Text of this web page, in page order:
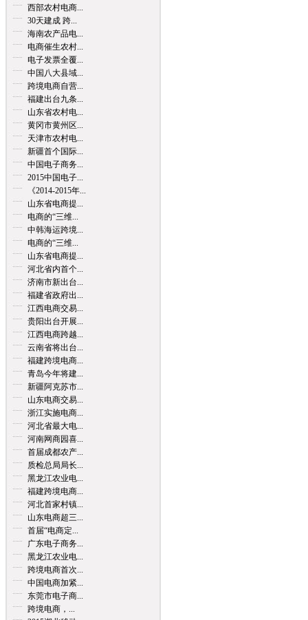
西部农村电商...
30天建成 跨...
海南农产品电...
电商催生农村...
电子发票全覆...
中国八大县域...
跨境电商自营...
福建出台九条...
山东省农村电...
黄冈市黄州区...
天津市农村电...
新疆首个国际...
中国电子商务...
2015中国电子...
《2014-2015年...
山东省电商提...
电商的“三维...
中韩海运跨境...
电商的“三维...
山东省电商提...
河北省内首个...
济南市新出台...
福建省政府出...
江西电商交易...
贵阳出台开展...
江西电商跨越...
云南省将出台...
福建跨境电商...
青岛今年将建...
新疆阿克苏市...
山东电商交易...
浙江实施电商...
河北省最大电...
河南网商园喜...
首届成都农产...
质检总局局长...
黑龙江农业电...
福建跨境电商...
河北首家村镇...
山东电商超三...
首届“电商定...
广东电子商务...
黑龙江农业电...
跨境电商首次...
中国电商加紧...
东莞市电子商...
跨境电商，...